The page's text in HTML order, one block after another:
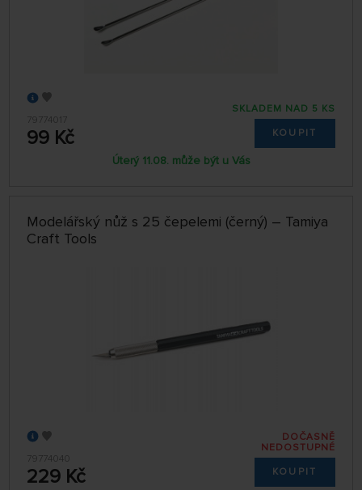
79774017
99 Kč
SKLADEM NAD 5 KS
KOUPIT
Úterý 11.08. může být u Vás
Modelářský nůž s 25 čepelemi (černý) – Tamiya
Craft Tools
79774040
229 Kč
DOČASNĚ
NEDOSTUPNÉ
KOUPIT